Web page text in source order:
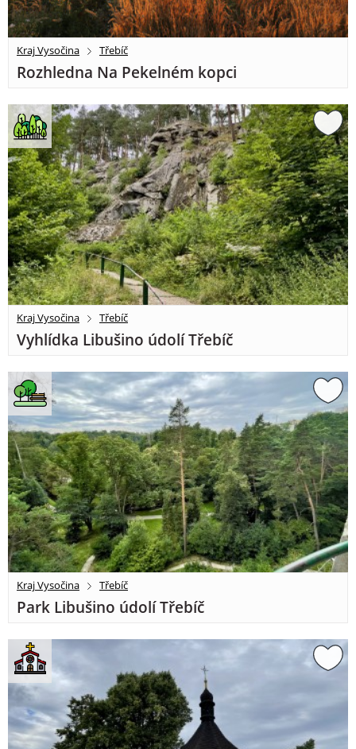
Kraj Vysočina Třebíč
Rozhledna Na Pekelném kopci
Kraj Vysočina Třebíč
Vyhlídka Libušino údolí Třebíč
Kraj Vysočina Třebíč
Park Libušino údolí Třebíč